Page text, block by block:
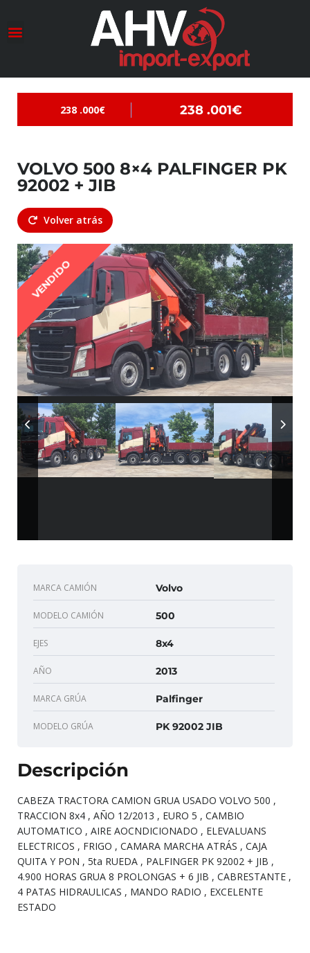
238 .000€ 238 .001€
VOLVO 500 8×4 PALFINGER PK
92002 + JIB
Volver atrás
VENDIDO
MARCA CAMIÓN Volvo
MODELO CAMIÓN 500
EJES 8x4
AÑO 2013
MARCA GRÚA Palfinger
MODELO GRÚA PK 92002 JIB
Descripción
CABEZA TRACTORA CAMION GRUA USADO VOLVO 500 ,
TRACCION 8x4 , AÑO 12/2013 , EURO 5 , CAMBIO
AUTOMATICO , AIRE AOCNDICIONADO , ELEVALUANS
ELECTRICOS , FRIGO , CAMARA MARCHA ATRÁS , CAJA
QUITA Y PON , 5ta RUEDA , PALFINGER PK 92002 + JIB ,
4.900 HORAS GRUA 8 PROLONGAS + 6 JIB , CABRESTANTE ,
4 PATAS HIDRAULICAS , MANDO RADIO , EXCELENTE
ESTADO